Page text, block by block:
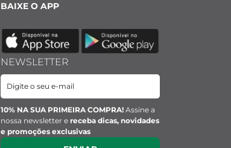
BAIXE O APP
NEWSLETTER
10% NA SUA PRIMEIRA COMPRA! Assine a
nossa newsletter e receba dicas, novidades
e promoções exclusivas